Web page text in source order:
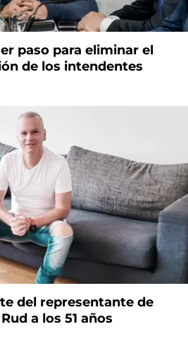
paso para eliminar el
de los intendentes
del representante de
a los 51 años